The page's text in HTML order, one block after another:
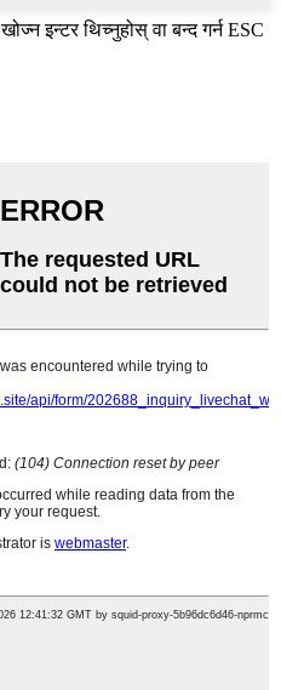
खोज्न इन्टर थिच्नुहोस् वा बन्द गर्न ESC